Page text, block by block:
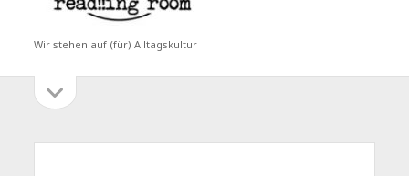
Wir stehen auf (für) Alltagskultur
Seitenleiste
öffnen